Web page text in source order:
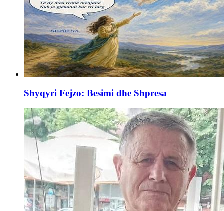
Shyqyri Fejzo: Besimi dhe Shpresa